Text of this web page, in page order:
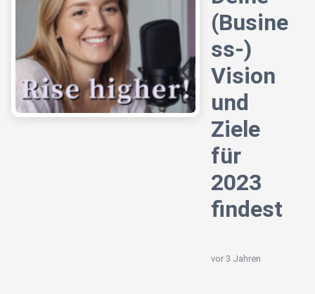
(Busine
ss-)
Vision
und
Ziele
für
2023
findest
vor 3 Jahren